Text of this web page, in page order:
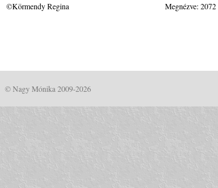
©Körmendy Regina Megnézve:
© Nagy Mónika 2009-2026